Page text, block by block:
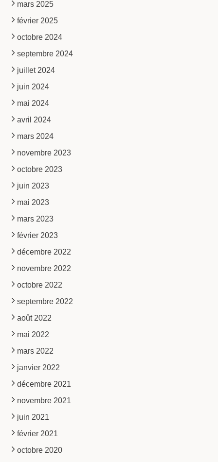
mars 2025
février 2025
octobre 2024
septembre 2024
juillet 2024
juin 2024
mai 2024
avril 2024
mars 2024
novembre 2023
octobre 2023
juin 2023
mai 2023
mars 2023
février 2023
décembre 2022
novembre 2022
octobre 2022
septembre 2022
août 2022
mai 2022
mars 2022
janvier 2022
décembre 2021
novembre 2021
juin 2021
février 2021
octobre 2020